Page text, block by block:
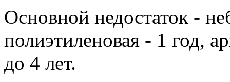
Основной недостаток -
полиэтиленовая - 1 год,
до 4 лет.